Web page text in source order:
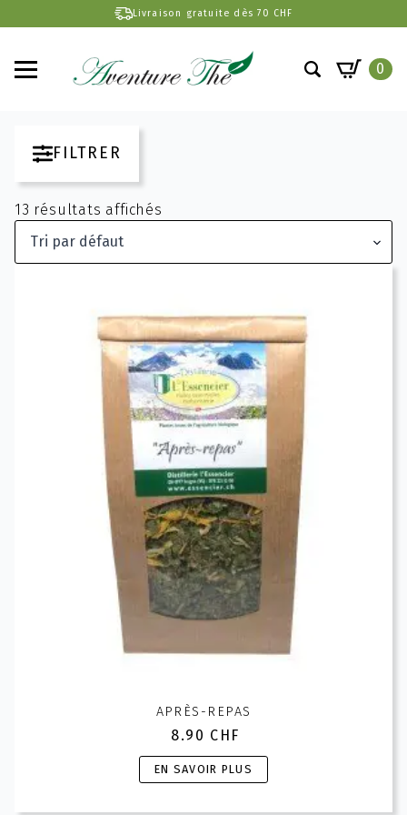
Livraison gratuite dès 70 CHF
0
FILTRER
13 résultats affichés
APRÈS-REPAS
8.90 CHF
EN SAVOIR PLUS
Ce
produit